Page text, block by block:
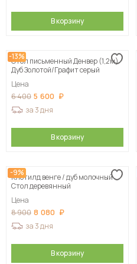
В корзину
-13%
Стол письменный Денвер (1,2м)
Дуб Золотой/Графит серый
Цена
6 400 5 600
за 3 дня
В корзину
-9%
Клотилд венге / дуб молочный
Стол деревянный
Цена
8 900 8 080
за 3 дня
В корзину